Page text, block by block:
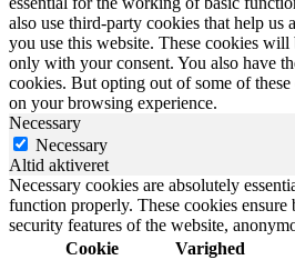
also use third-party cookies that help us
you use this website. These cookies
only with your consent. You also have
cookies. But opting out of some of
on your browsing experience.
Necessary
Necessary
Altid aktiveret
Necessary cookies are absolutely
function properly. These cookies ensure
security features of the website,
Cookie
Varighed